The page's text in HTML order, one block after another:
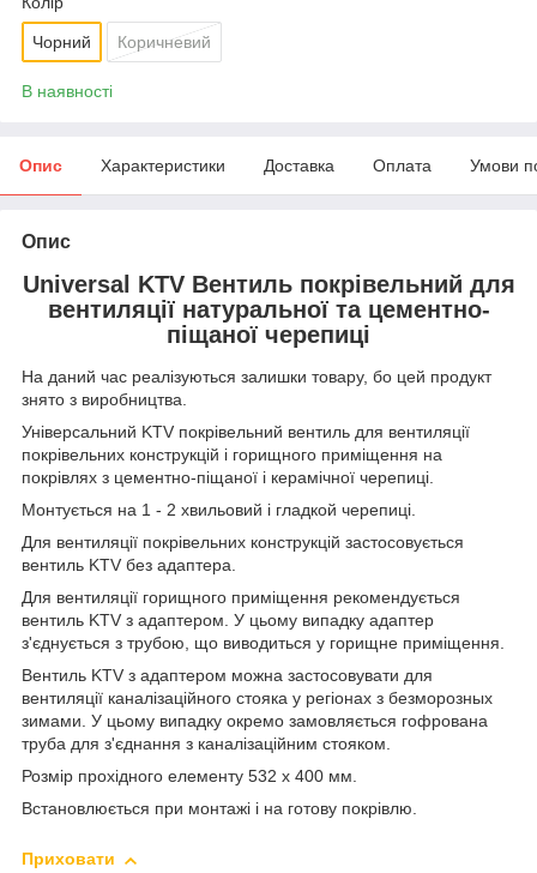
Чорний Коричневий
В наявності
Опис Характеристики Доставка Оплата Умови
Опис
Universal KTV Вентиль покрівельний для
вентиляції натуральної та цементно-
піщаної черепиці
На даний час реалізуються залишки товару, бо цей продукт
знято з виробництва.
Універсальний KTV покрівельний вентиль для вентиляції
покрівельних конструкцій і горищного приміщення на
покрівлях з цементно-піщаної і керамічної черепиці.
Монтується на 1 - 2 хвильовий і гладкой черепиці.
Для вентиляції покрівельних конструкцій застосовується
вентиль KTV без адаптера.
Для вентиляції горищного приміщення рекомендується
вентиль KTV з адаптером. У цьому випадку адаптер
з'єднується з трубою, що виводиться у горищне приміщення.
Вентиль KTV з адаптером можна застосовувати для
вентиляції каналізаційного стояка у регіонах з безморозных
зимами. У цьому випадку окремо замовляється гофрована
труба для з'єднання з каналізаційним стояком.
Розмір прохідного елементу 532 х 400 мм.
Встановлюється при монтажі і на готову покрівлю.
Приховати